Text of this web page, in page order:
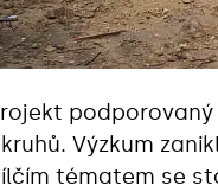
Výzkum
tématem se